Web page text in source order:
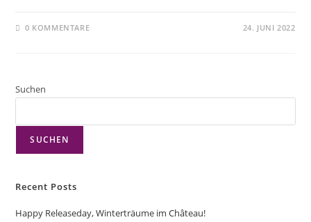
0 KOMMENTARE 24. JUNI 2022
Suchen
SUCHEN
Recent Posts
Happy Releaseday, Winterträume im Château!